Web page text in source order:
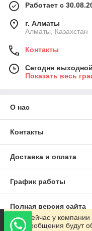
Работает с
г. Алматы
Алматы, Казахстан
Контакты
Сегодня выходной
Показать весь
О нас
Контакты
Доставка и оплата
График работы
Полная версия сайта
Сейчас у
сообщения будут